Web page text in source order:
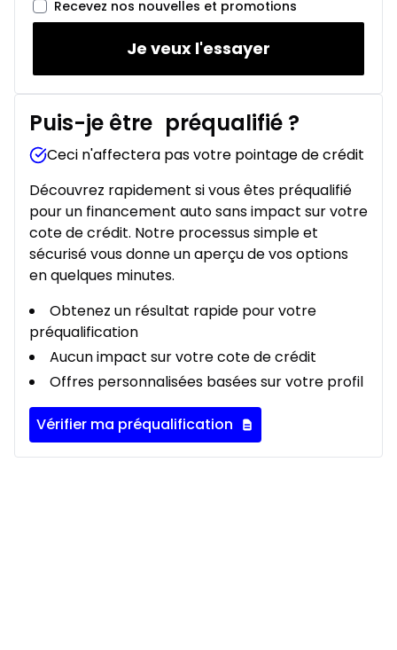
Recevez nos nouvelles et promotions
Je veux l'essayer
Puis-je être préqualifié ?
Ceci n'affectera pas votre pointage de crédit
Découvrez rapidement si vous êtes préqualifié
pour un financement auto sans impact sur votre
cote de crédit. Notre processus simple et
sécurisé vous donne un aperçu de vos options
en quelques minutes.
Obtenez un résultat rapide pour votre
préqualification
Aucun impact sur votre cote de crédit
Offres personnalisées basées sur votre profil
Vérifier ma préqualification